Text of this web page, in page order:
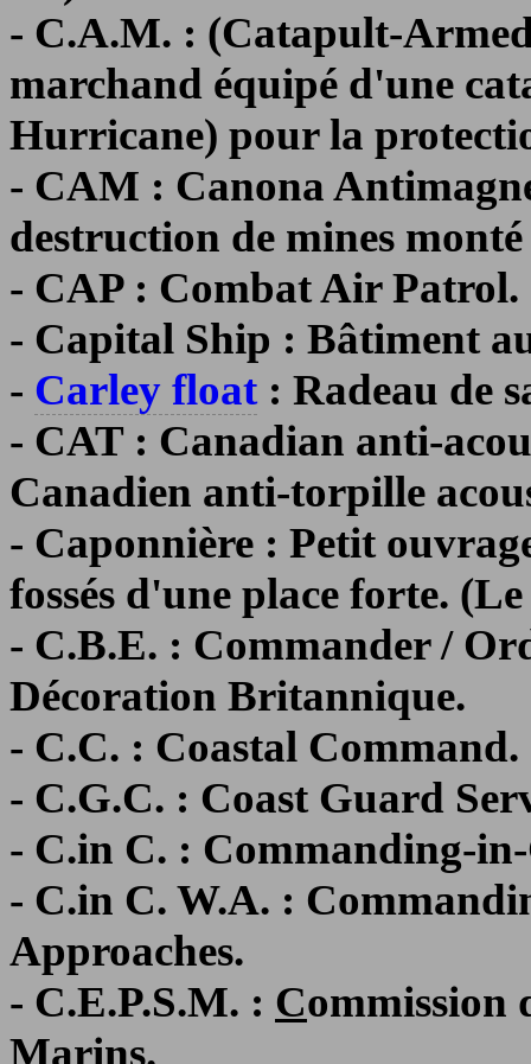
- C.A.M. : (Catapult-
marchand équipé d'une
Hurricane) pour la
- CAM : Canona
destruction de mines
- CAP : Combat Air Patrol.
- Capital Ship : Bâtiment
- Carley float: Radeau de
- CAT : Canadian anti-
Canadien anti-torpille
- Caponnière : Petit
fossés d'une place forte.
- C.B.E. : Commander /
Décoration Britannique.
- C.C. : Coastal Command.
- C.G.C. : Coast Guard
- C.in C. : Commanding-
- C.in C. W.A. :
Approaches.
- C.E.P.S.M. : Commission
Marins.